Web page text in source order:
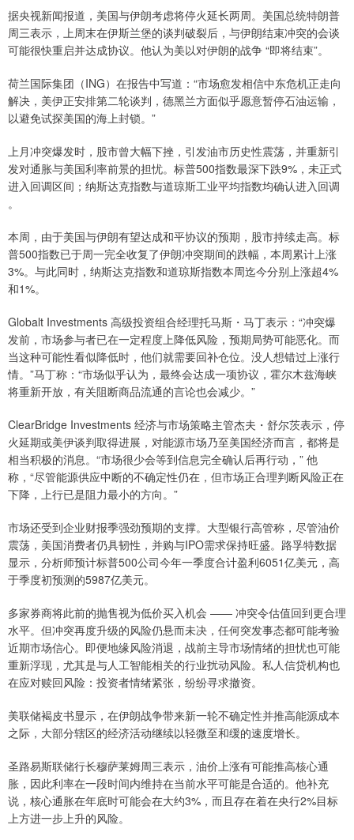
据央视新闻报道，美国与伊朗考虑将停火延长两周。美国总统特朗普
周三表示，上周末在伊斯兰堡的谈判破裂后，与伊朗结束冲突的会谈
可能很快重启并达成协议。他认为美以对伊朗的战争 “即将结束”。
荷兰国际集团（ING）在报告中写道：“市场愈发相信中东危机正走向
解决，美伊正安排第二轮谈判，德黑兰方面似乎愿意暂停石油运输，
以避免试探美国的海上封锁。”
上月冲突爆发时，股市曾大幅下挫，引发油市历史性震荡，并重新引
发对通胀与美国利率前景的担忧。标普500指数最深下跌9%，未正式
进入回调区间；纳斯达克指数与道琼斯工业平均指数均确认进入回调
。
本周，由于美国与伊朗有望达成和平协议的预期，股市持续走高。标
普500指数已于周一完全收复了伊朗冲突期间的跌幅，本周累计上涨
3%。与此同时，纳斯达克指数和道琼斯指数本周迄今分别上涨超4%
和1%。
Globalt Investments 高级投资组合经理托马斯・马丁表示：“冲突爆
发前，市场参与者已在一定程度上降低风险，预期局势可能恶化。而
当这种可能性看似降低时，他们就需要回补仓位。没人想错过上涨行
情。”马丁称：“市场似乎认为，最终会达成一项协议，霍尔木兹海峡
将重新开放，有关阻断商品流通的言论也会减少。”
ClearBridge Investments 经济与市场策略主管杰夫・舒尔茨表示，停
火延期或美伊谈判取得进展，对能源市场乃至美国经济而言，都将是
相当积极的消息。“市场很少会等到信息完全确认后再行动，” 他
称，“尽管能源供应中断的不确定性仍在，但市场正合理判断风险正在
下降，上行已是阻力最小的方向。”
市场还受到企业财报季强劲预期的支撑。大型银行高管称，尽管油价
震荡，美国消费者仍具韧性，并购与IPO需求保持旺盛。路孚特数据
显示，分析师预计标普500公司今年一季度合计盈利6051亿美元，高
于季度初预测的5987亿美元。
多家券商将此前的抛售视为低价买入机会 —— 冲突令估值回到更合理
水平。但冲突再度升级的风险仍悬而未决，任何突发事态都可能考验
近期市场信心。即便地缘风险消退，战前主导市场情绪的担忧也可能
重新浮现，尤其是与人工智能相关的行业扰动风险。私人信贷机构也
在应对赎回风险：投资者情绪紧张，纷纷寻求撤资。
美联储褐皮书显示，在伊朗战争带来新一轮不确定性并推高能源成本
之际，大部分辖区的经济活动继续以轻微至和缓的速度增长。
圣路易斯联储行长穆萨莱姆周三表示，油价上涨有可能推高核心通
胀，因此利率在一段时间内维持在当前水平可能是合适的。他补充
说，核心通胀在年底时可能会在大约3%，而且存在着在央行2%目标
上方进一步上升的风险。